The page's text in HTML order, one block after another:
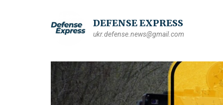
DEFENSE EXPRESS
ukr.defense.news@gmail.com